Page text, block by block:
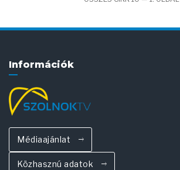
Információk
Médiaajánlat
Közhasznú adatok